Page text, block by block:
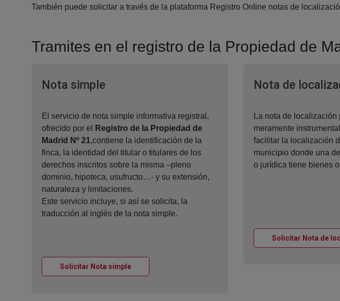
También puede solicitar a través de la plataforma Registro Online notas de
Tramites en el registro de la Propiedad de
Nota simpleVentana nueva
El servicio de nota simple informativa registral,
ofrecido por el
Registro de la Propiedad de
Madrid Nº 21,contiene la identificación de la
finca, la identidad del titular o titulares de los
derechos inscritos sobre la misma –pleno
dominio, hipoteca, usufructo…- y su extensión,
naturaleza y limitaciones.
Este servicio incluye, si así se solicita, la
traducción al inglés de la nota simple.
Solicitar Nota simpleVentana nueva
Nota de
La nota de
meramente
facilitar la localización
municipio donde una
o jurídica tiene bienes
Solicitar Nota de